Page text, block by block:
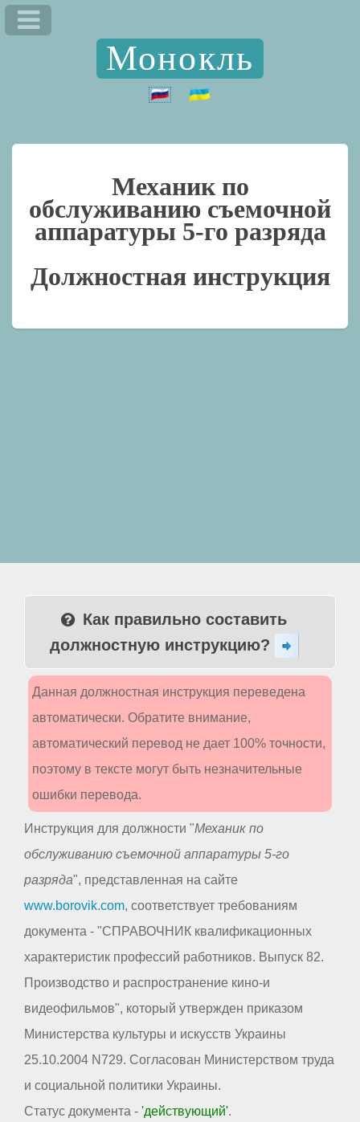
Монокль
Механик по
обслуживанию съемочной
аппаратуры 5-го разряда
Должностная инструкция
Как правильно составить
должностную инструкцию?
Данная должностная инструкция переведена
автоматически. Обратите внимание,
автоматический перевод не дает 100% точности,
поэтому в тексте могут быть незначительные
ошибки перевода.
Инструкция для должности "Механик по
обслуживанию съемочной аппаратуры 5-го
разряда", представленная на сайте
www.borovik.com, соответствует требованиям
документа - "СПРАВОЧНИК квалификационных
характеристик профессий работников. Выпуск 82.
Производство и распространение кино-и
видеофильмов", который утвержден приказом
Министерства культуры и искусств Украины
25.10.2004 N729. Согласован Министерством труда
и социальной политики Украины.
Статус документа - 'действующий'.